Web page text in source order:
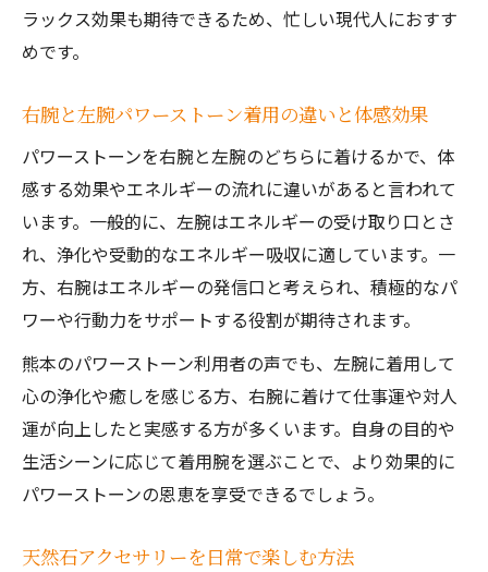
ラックス効果も期待できるため、忙しい現代人におすす
めです。
右腕と左腕パワーストーン着用の違いと体感効果
パワーストーンを右腕と左腕のどちらに着けるかで、体
感する効果やエネルギーの流れに違いがあると言われて
います。一般的に、左腕はエネルギーの受け取り口とさ
れ、浄化や受動的なエネルギー吸収に適しています。一
方、右腕はエネルギーの発信口と考えられ、積極的なパ
ワーや行動力をサポートする役割が期待されます。
熊本のパワーストーン利用者の声でも、左腕に着用して
心の浄化や癒しを感じる方、右腕に着けて仕事運や対人
運が向上したと実感する方が多くいます。自身の目的や
生活シーンに応じて着用腕を選ぶことで、より効果的に
パワーストーンの恩恵を享受できるでしょう。
天然石アクセサリーを日常で楽しむ方法